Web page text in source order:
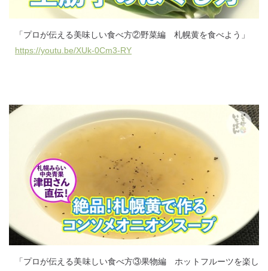
「プロが伝える美味しい食べ方②野菜編 札幌黄を食べよう」
https://youtu.be/XUk-0Cm3-RY
「プロが伝える美味しい食べ方③果物編 ホットフルーツを楽し